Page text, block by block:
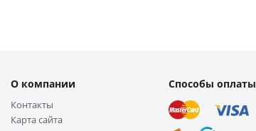
О компании
Контакты
Карта сайта
Способы оплаты